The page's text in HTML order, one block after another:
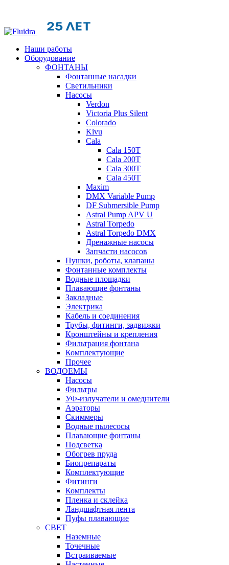
Наши работы
Оборудование
ФОНТАНЫ
Фонтанные насадки
Cветильники
Насосы
Verdon
Victoria Plus Silent
Colorado
Kivu
Cala
Cala 150T
Cala 200T
Cala 300T
Cala 450T
Maxim
DMX Variable Pump
DF Submersible Pump
Astral Pump APV U
Astral Torpedo
Astral Torpedo DMX
Дренажные насосы
Запчасти насосов
Пушки, роботы, клапаны
Фонтанные комплекты
Водные площадки
Плавающие фонтаны
Закладные
Электрика
Кабель и соединения
Трубы, фитинги, задвижки
Кронштейны и крепления
Фильтрация фонтана
Комплектующие
Прочее
ВОДОЕМЫ
Насосы
Фильтры
УФ-излучатели и омеднители
Аэраторы
Cкиммеры
Водные пылесосы
Плавающие фонтаны
Подсветка
Обогрев пруда
Биопрепараты
Комплектующие
Фитинги
Комплекты
Пленка и склейка
Ландшафтная лента
Пуфы плавающие
СВЕТ
Наземные
Точечные
Встраиваемые